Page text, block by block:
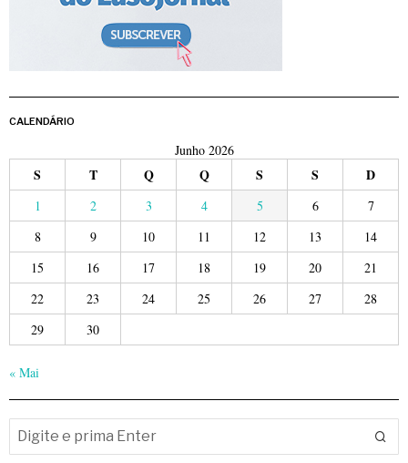
CALENDÁRIO
Junho 2026
S T Q Q S S D
1 2 3 4 5 6
7
8
9 10 11 12 13
14
15
16 17 18 19 20
21
22
23 24 25 26 27
28
29
30
« Mai